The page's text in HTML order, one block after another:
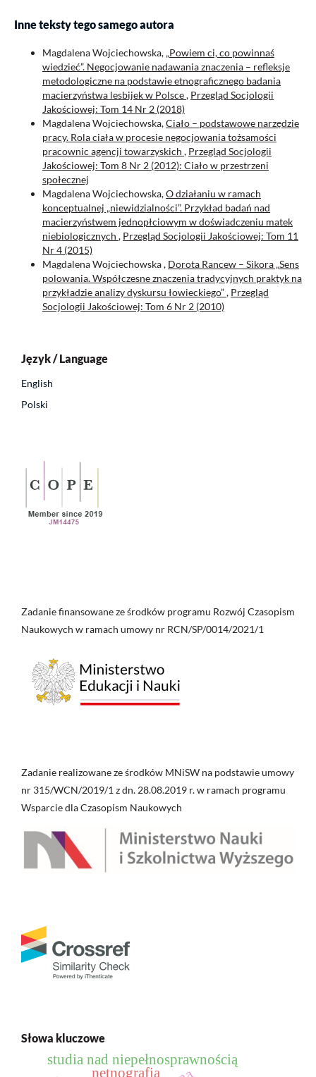
Inne teksty tego samego autora
Magdalena Wojciechowska, „Powiem ci, co powinnaś
wiedzieć”. Negocjowanie nadawania znaczenia – refleksje
metodologiczne na podstawie etnograficznego badania
macierzyństwa lesbijek w Polsce, Przegląd Socjologii
Jakościowej: Tom 14 Nr 2 (2018)
Magdalena Wojciechowska,Ciało – podstawowe narzędzie
pracy. Rola ciała w procesie negocjowania tożsamości
pracownic agencji towarzyskich , Przegląd Socjologii
Jakościowej: Tom 8 Nr 2 (2012): Ciało w przestrzeni
społecznej
Magdalena Wojciechowska,O działaniu w ramach
konceptualnej „niewidzialności”. Przykład badań nad
macierzyństwem jednopłciowym w doświadczeniu matek
niebiologicznych , Przegląd Socjologii Jakościowej: Tom 11
Nr 4 (2015)
Magdalena Wojciechowska , Dorota Rancew – Sikora „Sens
polowania. Współczesne znaczenia tradycyjnych praktyk na
przykładzie analizy dyskursu łowieckiego”, Przegląd
Socjologii Jakościowej: Tom 6 Nr 2 (2010)
Język / Language
English
Polski
Zadanie finansowane ze środków programu Rozwój Czasopism
Naukowych w ramach umowy nr RCN/SP/0014/2021/1
Zadanie realizowane ze środków MNiSW na podstawie umowy
nr 315/WCN/2019/1 z dn. 28.08.2019 r. w ramach programu
Wsparcie dla Czasopism Naukowych
Słowa kluczowe
studia nad niepełnosprawnością
netnografia